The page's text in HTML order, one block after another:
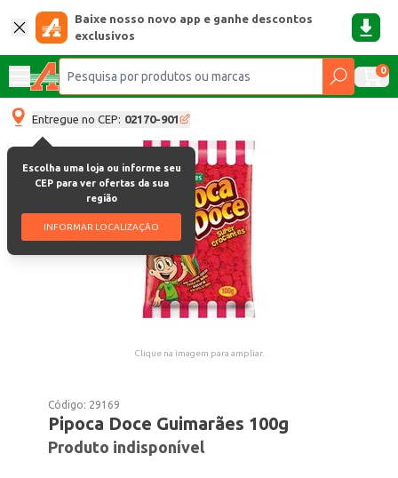
Baixe nosso novo app e ganhe descontos
exclusivos
0
Entregue no CEP: 02170-901
Escolha uma loja ou informe seu
CEP para ver ofertas da sua
região
INFORMAR LOCALIZAÇÃO
Clique na imagem para ampliar.
Código: 29169
Pipoca Doce Guimarães 100g
Produto indisponível